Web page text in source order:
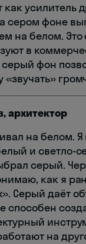
усилитель
сером фоне
на белом. Это
в
фон
«звучать»
архитектор
на белом.
и светло-
серый.
как я
Серый даёт
способен
на